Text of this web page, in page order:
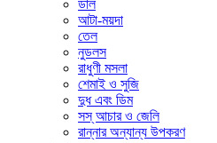
ডাল
আটা-ময়দা
তেল
নুডলস
রাধুণী মসলা
শেমাই ও সুজি
দুধ এবং ডিম
সস্ আচার ও জেলি
রান্নার অন্যান্য উপকরণ